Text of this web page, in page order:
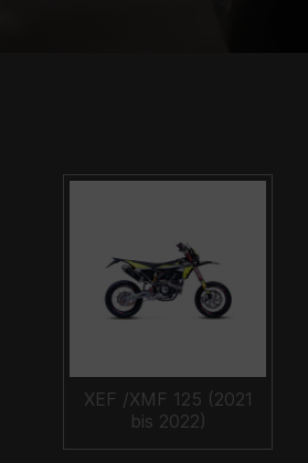
XEF /XMF 125 (2021
bis 2022)